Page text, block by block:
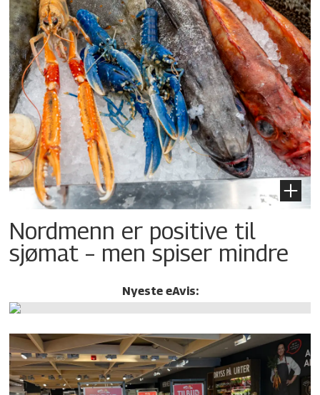
Nordmenn er positive til
sjømat – men spiser mindre
Nyeste eAvis: